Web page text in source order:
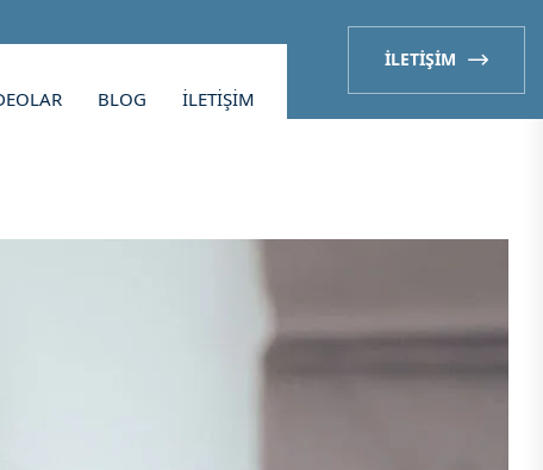
İLETIŞIM
BLOG İLETIŞIM